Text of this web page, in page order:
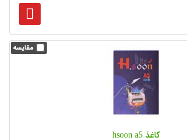
کاغذ hsoon a5